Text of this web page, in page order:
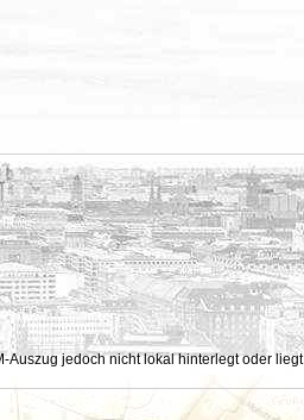
Auszug jedoch nicht lokal hinterlegt oder liegt